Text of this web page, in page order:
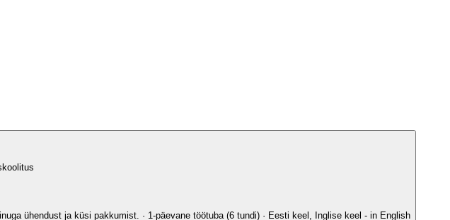
ühendust ja küsi pakkumist. · 1-päevane töötuba (6 tundi) · Eesti keel, Inglise keel - in English